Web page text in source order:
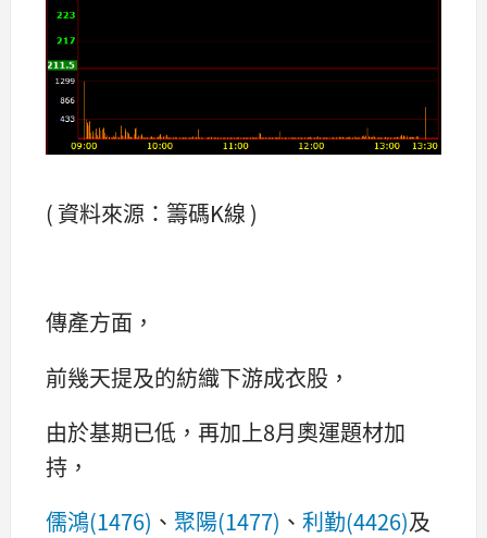
( 資料來源：籌碼K線 )
傳產方面，
前幾天提及的紡織下游成衣股，
由於基期已低，再加上8月奧運題材加
持，
儒鴻(1476) 、 聚陽(1477) 、 利勤(4426)及